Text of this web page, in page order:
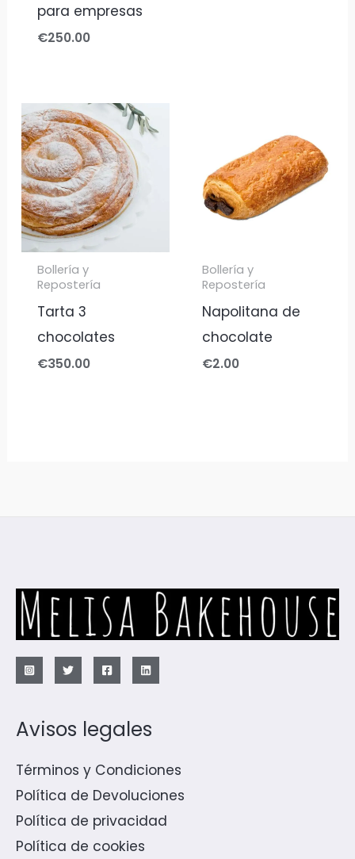
para empresas
€250.00
Bollería y
Repostería
Tarta 3
chocolates
€350.00
Bollería y
Repostería
Napolitana de
chocolate
€2.00
Avisos legales
Términos y Condiciones
Política de Devoluciones
Política de privacidad
Política de cookies